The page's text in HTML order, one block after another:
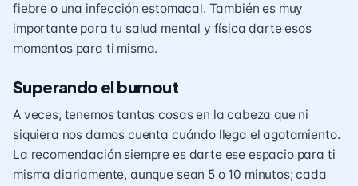
fiebre o una infección estomacal. También es muy
importante para tu salud mental y física darte esos
momentos para ti misma.
Superando el burnout
A veces, tenemos tantas cosas en la cabeza que ni
siquiera nos damos cuenta cuándo llega el agotamiento.
La recomendación siempre es darte ese espacio para ti
misma diariamente, aunque sean 5 o 10 minutos; cada